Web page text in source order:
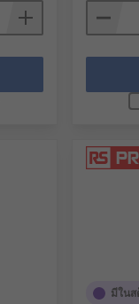
มีใน